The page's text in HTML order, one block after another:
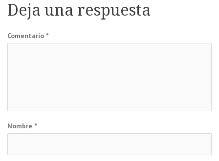
entradas
Deja una respuesta
Comentario *
Nombre *